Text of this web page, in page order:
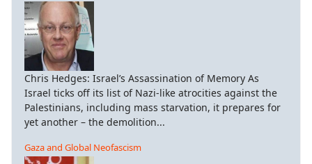
Chris Hedges: Israel’s Assassination of Memory As
Israel ticks off its list of Nazi-like atrocities against the
Palestinians, including mass starvation, it prepares for
yet another – the demolition...
Gaza and Global Neofascism